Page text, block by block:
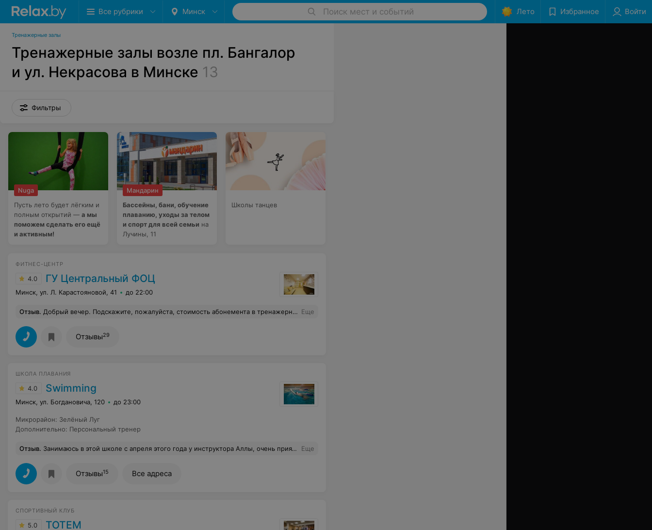
Все рубрики Минск Поиск мест и событий Лето Избранное Войти
Тренажерные залы
Тренажерные залы возле пл. Бангалор
и ул. Некрасова в Минске 13
Фильтры
Nuga
Пусть лето будет лёгким и
полным открытий — а мы
поможем сделать его ещё
и активным!
Мандарин
Бассейны, бани, обучение
плаванию, уходы за телом
и спорт для всей семьи на
Лучины, 11
Школы танцев
ФИТНЕС-ЦЕНТР
4.0 ГУ Центральный ФОЦ
Минск, ул. Л. Карастояновой, 41 до 22:00
Отзыв. Добрый вечер. Подскажите, пожалуйста, стоимость абонемента в тренажерный зал на месяц? Еще
Отзывы29
ШКОЛА ПЛАВАНИЯ
4.0 Swimming
Минск, ул. Богдановича, 120 до 23:00
Микрорайон: Зелёный Луг
Дополнительно: Персональный тренер
Отзыв. Занимаюсь в этой школе с апреля этого года у инструктора Аллы, очень приятного, доброго и внимательного человека, тренера-педагога по призванию и с большой буквы! Занятия проходят в филиале на Калиновского, 111 (который после ремонта просто радует глаз) всегда разнообразно и интересно, с хорошей нагрузкой и навыками для тела и мозга. Отдельная благодарность консультанту Дарье: отзывчивая и понимающая, всегда оперативно поможет разрешить вопросы с приобретением абонемента, а также с отработкой пропущенных занятий и все в интересах клиента! Спасибо огромное, за то что есть такая школа в Минске, которая даёт возможность взрослому человеку познавать и открывать плавание с интересом и энтузиазмом ребёнка! Еще
Отзывы15 Все адреса
СПОРТИВНЫЙ КЛУБ
5.0 ТОТЕМ